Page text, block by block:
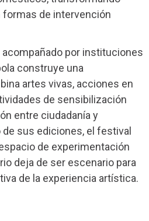
de intervención
acompañado por instituciones
construye una
artes vivas, acciones en
de sensibilización
entre ciudadanía y
de sus ediciones, el festival
de experimentación
deja de ser escenario para
de la experiencia artística.